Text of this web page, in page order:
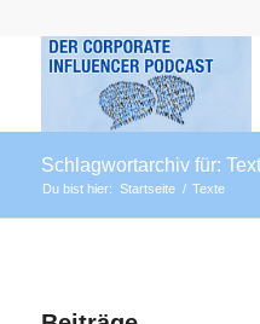
Schlagwortarchiv für:
Du bist hier: Startseite / Texte